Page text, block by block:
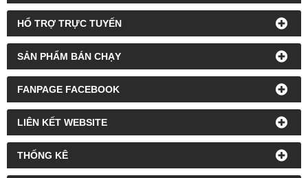
HỔ TRỢ TRỰC TUYẾN
SẢN PHẨM BÁN CHẠY
FANPAGE FACEBOOK
LIÊN KẾT WEBSITE
THỐNG KÊ